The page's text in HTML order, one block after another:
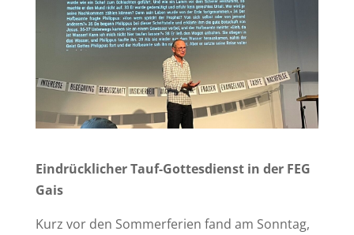
Eindrücklicher Tauf-Gottesdienst in der FEG
Gais
Kurz vor den Sommerferien fand am Sonntag,